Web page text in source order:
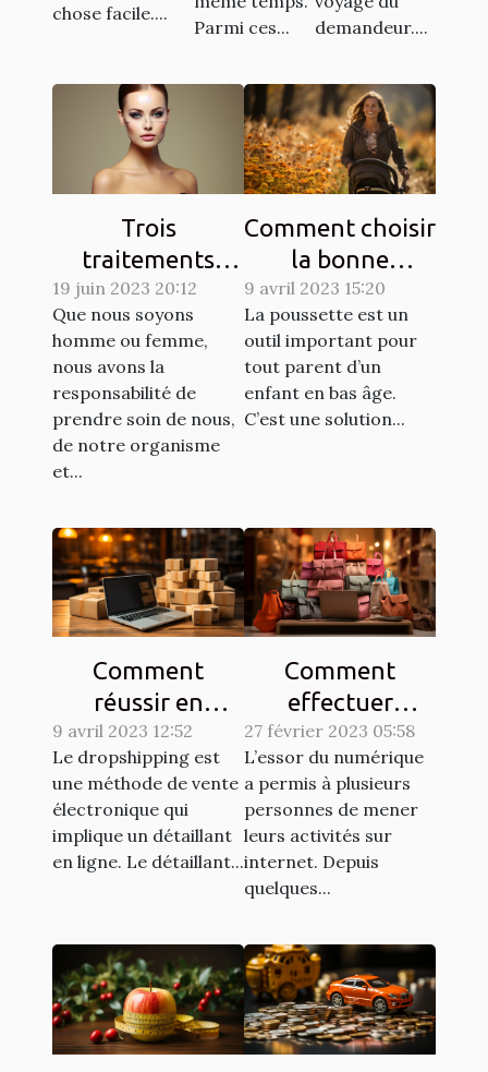
chose facile....
Parmi ces...
demandeur....
Trois
traitements
dermatologiques
pour améliorer
l'apparence de
votre peau
19 juin 2023 20:12
Que nous soyons
homme ou femme,
nous avons la
responsabilité de
prendre soin de nous,
de notre organisme
et...
Comment choisir
la bonne
poussette pour
un enfant ?
9 avril 2023 15:20
La poussette est un
outil important pour
tout parent d’un
enfant en bas âge.
C’est une solution...
Comment
réussir en
dropshipping ?
9 avril 2023 12:52
Le dropshipping est
une méthode de vente
électronique qui
implique un détaillant
en ligne. Le détaillant...
Comment
effectuer
efficacement
des achats en
ligne ?
27 février 2023 05:58
L’essor du numérique
a permis à plusieurs
personnes de mener
leurs activités sur
internet. Depuis
quelques...